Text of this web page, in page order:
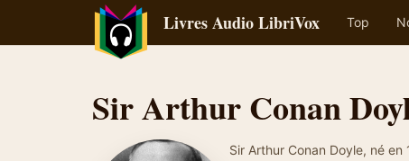
Livres Audio LibriVox Top
Sir Arthur Conan
Sir Arthur Conan Doyle, né